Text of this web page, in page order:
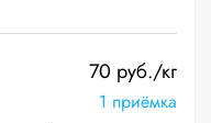
70 руб./кг
1 приёмка